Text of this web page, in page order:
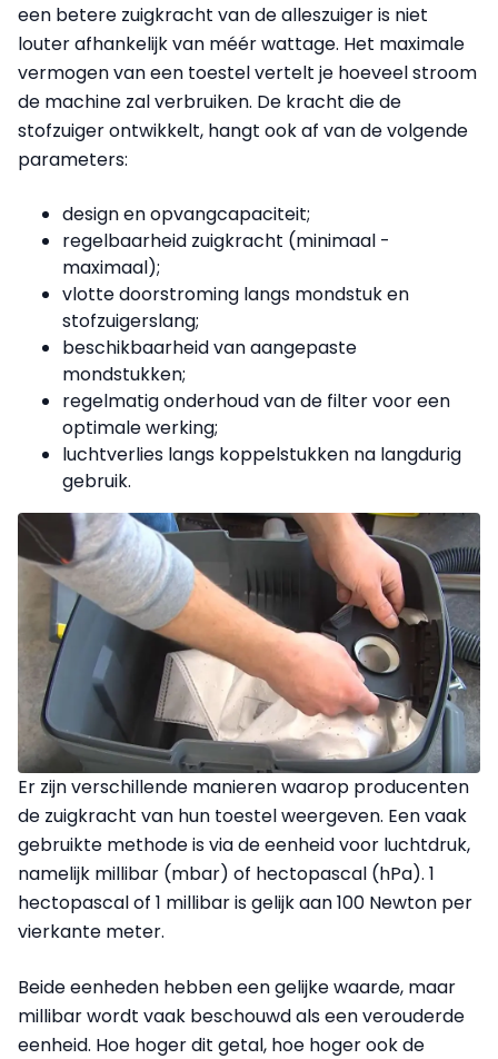
een betere zuigkracht van de alleszuiger is niet
louter afhankelijk van méér wattage. Het maximale
vermogen van een toestel vertelt je hoeveel stroom
de machine zal verbruiken. De kracht die de
stofzuiger ontwikkelt, hangt ook af van de volgende
parameters:
design en opvangcapaciteit;
regelbaarheid zuigkracht (minimaal -
maximaal);
vlotte doorstroming langs mondstuk en
stofzuigerslang;
beschikbaarheid van aangepaste
mondstukken;
regelmatig onderhoud van de filter voor een
optimale werking;
luchtverlies langs koppelstukken na langdurig
gebruik.
Er zijn verschillende manieren waarop producenten
de zuigkracht van hun toestel weergeven. Een vaak
gebruikte methode is via de eenheid voor luchtdruk,
namelijk millibar (mbar) of hectopascal (hPa). 1
hectopascal of 1 millibar is gelijk aan 100 Newton per
vierkante meter.
Beide eenheden hebben een gelijke waarde, maar
millibar wordt vaak beschouwd als een verouderde
eenheid. Hoe hoger dit getal, hoe hoger ook de